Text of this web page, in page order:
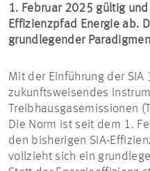
1. Februar 2025 gültig
Effizienzpfad Energie ab.
grundlegender
Mit der Einführung der
zukunftsweisendes
Treibhausgasemissionen
Die Norm ist seit dem 1.
den bisherigen SIA-
vollzieht sich ein